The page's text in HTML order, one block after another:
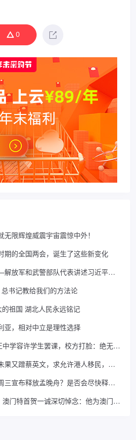
0
限辉煌威震宇宙震惊中外！
期的全国两会，诞生了这些新变化
放军和武警部队代表讲述习近平主
总书记教给我们的方法论
祖国 湖北人民永远铭记
亚，相对中立是理性选择
中学容许学生罢课，校方打脸：绝无此
果又蹭蔡英文，求允许港人移民，评
三宣布释放孟晚舟？是否会尽快释放
澳门特首贺一诚深切悼念：他为澳门繁